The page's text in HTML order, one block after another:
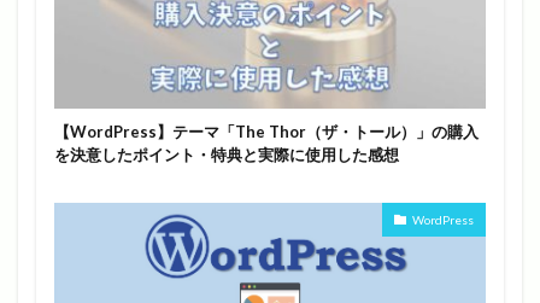
【WordPress】テーマ「The Thor（ザ・トール）」の購入
を決意したポイント・特典と実際に使用した感想
WordPress